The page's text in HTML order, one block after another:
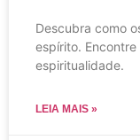
Descubra como
espírito.
espiritualidade.
LEIA MAIS »